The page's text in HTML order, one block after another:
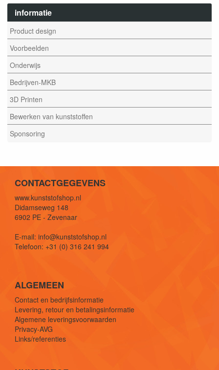
informatie
Product design
Voorbeelden
Onderwijs
Bedrijven-MKB
3D Printen
Bewerken van kunststoffen
Sponsoring
CONTACTGEGEVENS
www.kunststofshop.nl
Didamseweg 148
6902 PE - Zevenaar
E-mail: info@kunststofshop.nl
Telefoon: +31 (0) 316 241 994
ALGEMEEN
Contact en bedrijfsinformatie
Levering, retour en betalingsinformatie
Algemene leveringsvoorwaarden
Privacy-AVG
Links/referenties